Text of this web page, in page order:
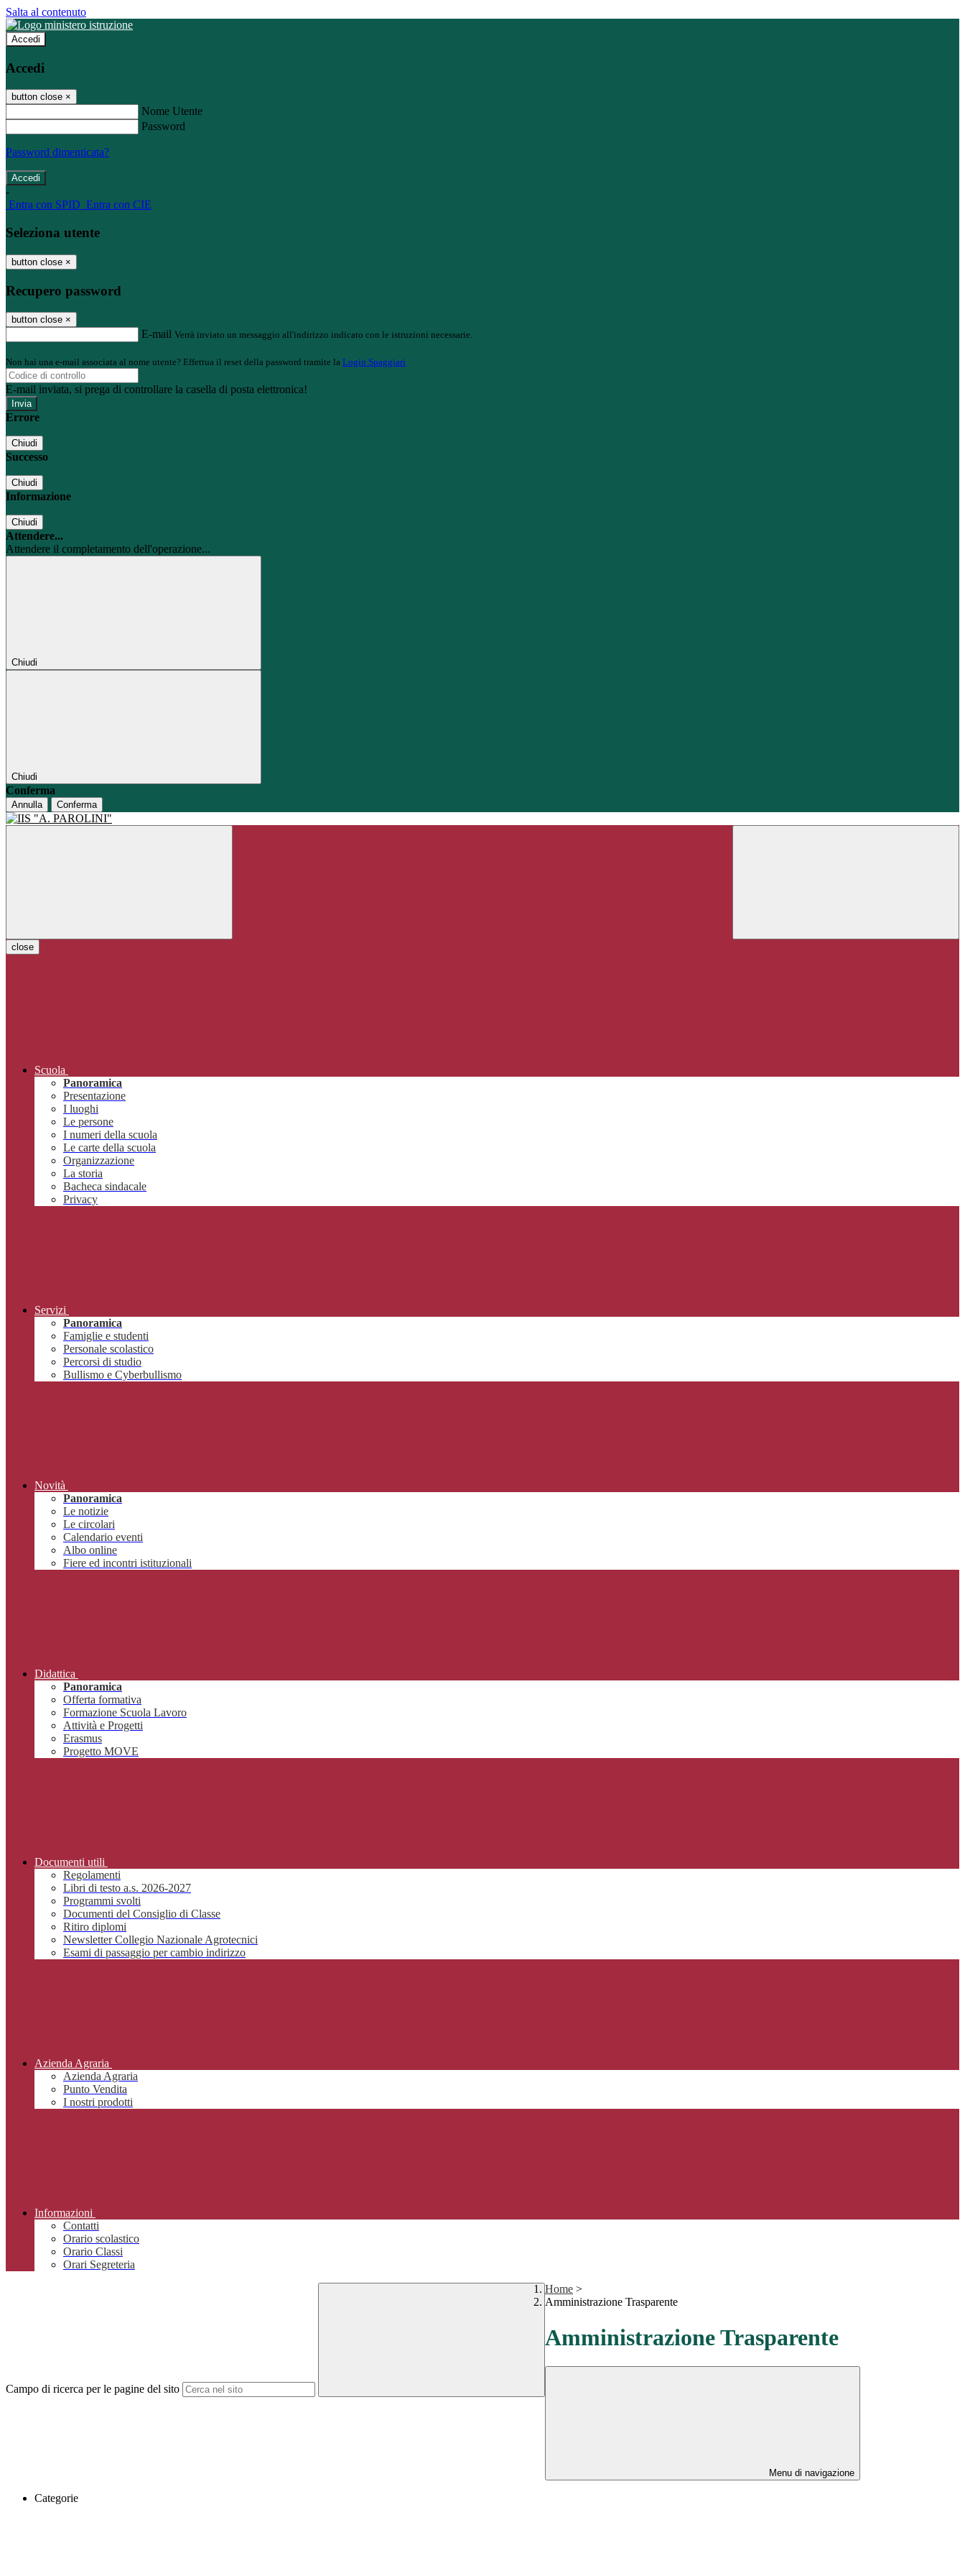
Salta al contenuto
Accedi
Accedi
button close ×
Nome Utente
Password
Password dimenticata?
-
Entra con SPID Entra con CIE
Seleziona utente
button close ×
Recupero password
button close ×
E-mail Verrà inviato un messaggio all'indirizzo indicato con le istruzioni necessarie.
Non hai una e-mail associata al nome utente? Effettua il reset della password tramite la Login Spaggiari
E-mail inviata, si prega di controllare la casella di posta elettronica!
Errore
Chiudi
Successo
Chiudi
Informazione
Chiudi
Attendere...
Attendere il completamento dell'operazione...
Chiudi
Chiudi
Conferma
Annulla Conferma
close
Scuola
Panoramica
Presentazione
I luoghi
Le persone
I numeri della scuola
Le carte della scuola
Organizzazione
La storia
Bacheca sindacale
Privacy
Servizi
Panoramica
Famiglie e studenti
Personale scolastico
Percorsi di studio
Bullismo e Cyberbullismo
Novità
Panoramica
Le notizie
Le circolari
Calendario eventi
Albo online
Fiere ed incontri istituzionali
Didattica
Panoramica
Offerta formativa
Formazione Scuola Lavoro
Attività e Progetti
Erasmus
Progetto MOVE
Documenti utili
Regolamenti
Libri di testo a.s. 2026-2027
Programmi svolti
Documenti del Consiglio di Classe
Ritiro diplomi
Newsletter Collegio Nazionale Agrotecnici
Esami di passaggio per cambio indirizzo
Azienda Agraria
Azienda Agraria
Punto Vendita
I nostri prodotti
Informazioni
Contatti
Orario scolastico
Orario Classi
Orari Segreteria
Campo di ricerca per le pagine del sito
Home >
Amministrazione Trasparente
Amministrazione Trasparente
Menu di navigazione
Categorie